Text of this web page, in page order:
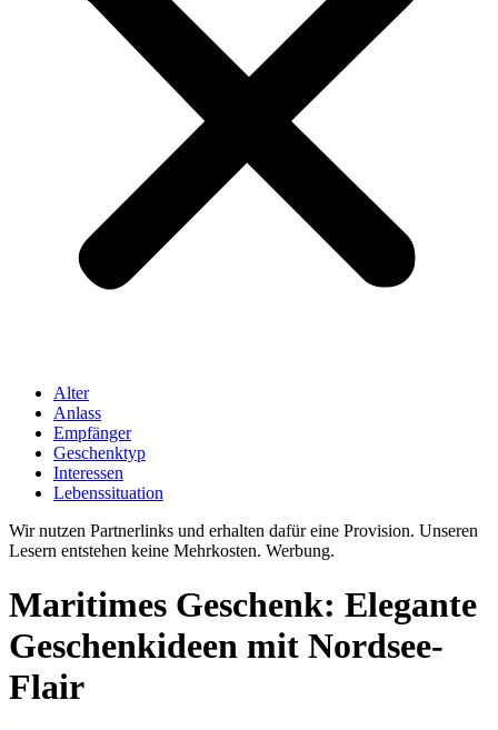
Alter
Anlass
Empfänger
Geschenktyp
Interessen
Lebenssituation
Wir nutzen Partnerlinks und erhalten dafür eine Provision. Unseren
Lesern entstehen keine Mehrkosten. Werbung.
Maritimes Geschenk: Elegante
Geschenkideen mit Nordsee-
Flair